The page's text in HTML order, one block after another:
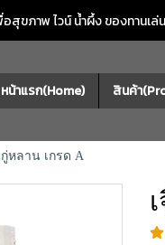
สุขภาพ ไวน์ น้ำผึ้ง ของทานเล่
หน้าแรก(Home) สินค้า
กู่หลาน เกรด A